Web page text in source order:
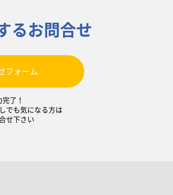
るお問合せ
フォーム
了！
でも気になる方は
せ下さい